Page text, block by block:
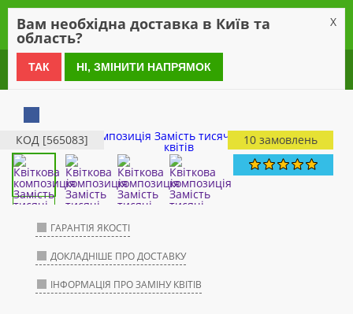
0 800 21 54 55
КОД [565083] 10 замовлень
ГАРАНТІЯ ЯКОСТІ
ДОКЛАДНІШЕ ПРО ДОСТАВКУ
ІНФОРМАЦІЯ ПРО ЗАМІНУ КВІТІВ
Вам необхідна доставка в Київ та
область?
X
ТАК НІ, ЗМІНИТИ НАПРЯМОК